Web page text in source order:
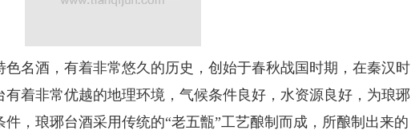
酒，有着非常悠久的历史，创始于春秋战国时期，在秦汉时
着非常优越的地理环境，气候条件良好，水资源良好，为琅琊
，琅琊台酒采用传统的“老五甑”工艺酿制而成，所酿制出来的